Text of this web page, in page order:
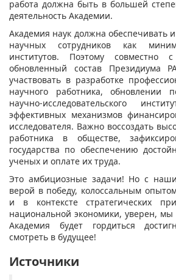
работа должна быть в большей
деятельность Академии.
Академия наук должна обеспечивать
научных сотрудников как
институтов. Поэтому совместно
обновленный состав Президиума
участвовать в разработке
научного работника, обновлении
научно-исследовательского
эффективных механизмов
исследователя. Важно воссоздать
работника в обществе,
государства по обеспечению
ученых и оплате их труда.
Это амбициозные задачи! Но с
верой в победу, колоссальным
и в контексте стратегических
национальной экономики, уверен, мы
Академия будет гордиться
смотреть в будущее!
Источники